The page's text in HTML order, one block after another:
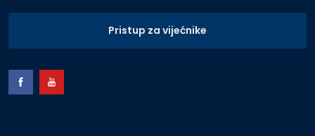
Pristup za vijećnike